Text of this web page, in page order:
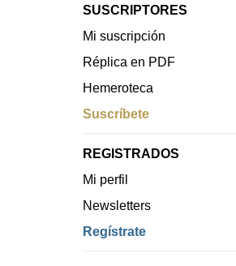
SUSCRIPTORES
Mi suscripción
Réplica en PDF
Hemeroteca
Suscríbete
REGISTRADOS
Mi perfil
Newsletters
Regístrate